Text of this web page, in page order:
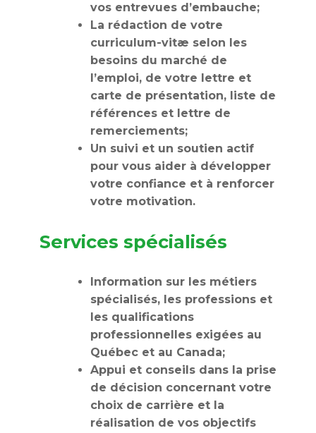
vos entrevues d’embauche;
La rédaction de votre
curriculum-vitæ selon les
besoins du marché de
l’emploi, de votre lettre et
carte de présentation, liste de
références et lettre de
remerciements;
Un suivi et un soutien actif
pour vous aider à développer
votre confiance et à renforcer
votre motivation.
Services spécialisés
Information sur les métiers
spécialisés, les professions et
les qualifications
professionnelles exigées au
Québec et au Canada;
Appui et conseils dans la prise
de décision concernant votre
choix de carrière et la
réalisation de vos objectifs